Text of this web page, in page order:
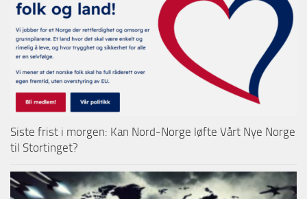
Siste frist i morgen: Kan Nord-Norge løfte Vårt Nye Norge
til Stortinget?